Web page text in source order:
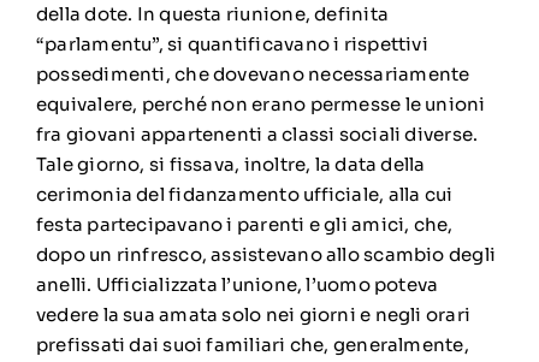
della dote. In questa riunione, definita
“parlamentu”, si quantificavano i rispettivi
possedimenti, che dovevano necessariamente
equivalere, perché non erano permesse le unioni
fra giovani appartenenti a classi sociali diverse.
Tale giorno, si fissava, inoltre, la data della
cerimonia del fidanzamento ufficiale, alla cui
festa partecipavano i parenti e gli amici, che,
dopo un rinfresco, assistevano allo scambio degli
anelli. Ufficializzata l’unione, l’uomo poteva
vedere la sua amata solo nei giorni e negli orari
prefissati dai suoi familiari che, generalmente,